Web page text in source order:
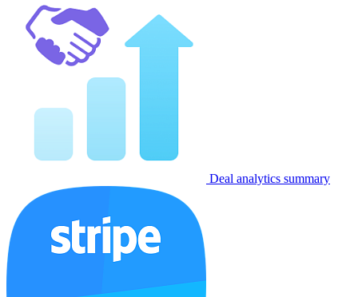
Deal analytics summary